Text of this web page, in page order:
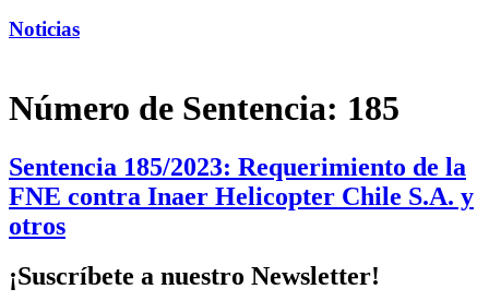
Noticias
Número de Sentencia: 185
Sentencia 185/2023: Requerimiento de la
FNE contra Inaer Helicopter Chile S.A. y
otros
¡Suscríbete a nuestro Newsletter!